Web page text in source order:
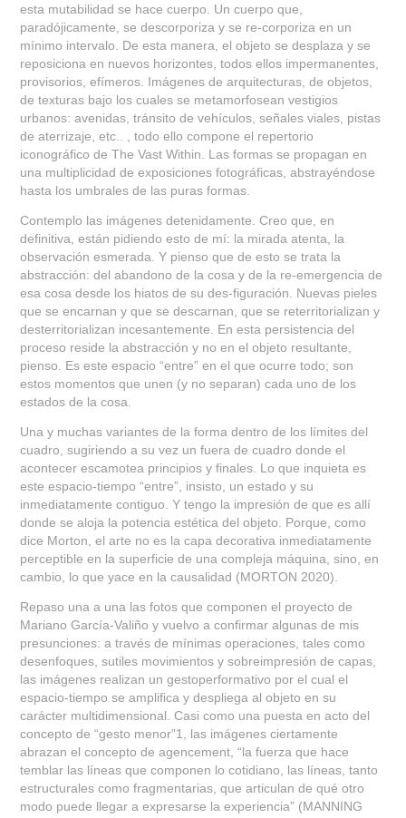
esta mutabilidad se hace cuerpo. Un cuerpo que,
paradójicamente, se descorporiza y se re-corporiza en un
mínimo intervalo. De esta manera, el objeto se desplaza y se
reposiciona en nuevos horizontes, todos ellos impermanentes,
provisorios, efímeros. Imágenes de arquitecturas, de objetos,
de texturas bajo los cuales se metamorfosean vestigios
urbanos: avenidas, tránsito de vehículos, señales viales, pistas
de aterrizaje, etc.. , todo ello compone el repertorio
iconográfico de The Vast Within. Las formas se propagan en
una multiplicidad de exposiciones fotográficas, abstrayéndose
hasta los umbrales de las puras formas.
Contemplo las imágenes detenidamente. Creo que, en
definitiva, están pidiendo esto de mí: la mirada atenta, la
observación esmerada. Y pienso que de esto se trata la
abstracción: del abandono de la cosa y de la re-emergencia de
esa cosa desde los hiatos de su des-figuración. Nuevas pieles
que se encarnan y que se descarnan, que se reterritorializan y
desterritorializan incesantemente. En esta persistencia del
proceso reside la abstracción y no en el objeto resultante,
pienso. Es este espacio “entre” en el que ocurre todo; son
estos momentos que unen (y no separan) cada uno de los
estados de la cosa.
Una y muchas variantes de la forma dentro de los límites del
cuadro, sugiriendo a su vez un fuera de cuadro donde el
acontecer escamotea principios y finales. Lo que inquieta es
este espacio-tiempo “entre”, insisto, un estado y su
inmediatamente contiguo. Y tengo la impresión de que es allí
donde se aloja la potencia estética del objeto. Porque, como
dice Morton, el arte no es la capa decorativa inmediatamente
perceptible en la superficie de una compleja máquina, sino, en
cambio, lo que yace en la causalidad (MORTON 2020).
Repaso una a una las fotos que componen el proyecto de
Mariano García-Valiño y vuelvo a confirmar algunas de mis
presunciones: a través de mínimas operaciones, tales como
desenfoques, sutiles movimientos y sobreimpresión de capas,
las imágenes realizan un gestoperformativo por el cual el
espacio-tiempo se amplifica y despliega al objeto en su
carácter multidimensional. Casi como una puesta en acto del
concepto de “gesto menor”1
, las imágenes ciertamente
abrazan el concepto de agencement, “la fuerza que hace
temblar las líneas que componen lo cotidiano, las líneas, tanto
estructurales como fragmentarias, que articulan de qué otro
modo puede llegar a expresarse la experiencia” (MANNING